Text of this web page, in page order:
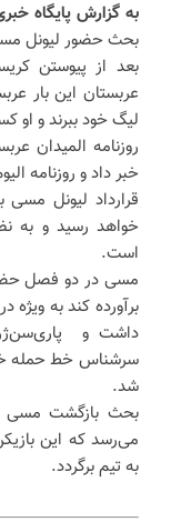
به گزارش پایگاه
بحث حضور لیونل
بعد از پیوستن
عربستان این بار
لیگ خود ببرند و
روزنامه المیدان
خبر داد و روزنامه
قرارداد لیونل
خواهد رسید و به
است.
مسی در دو فصل
برآورده کند به ویژه
داشت ‌و
سرشناس خط حمله
شد.
بحث بازگشت مسی
می‌رسد که این
به تیم برگردد.